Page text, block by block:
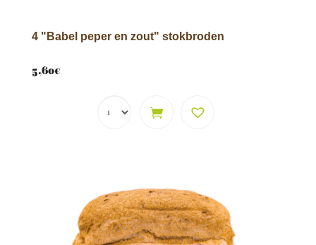
4 "Babel peper en zout" stokbroden
5,60€